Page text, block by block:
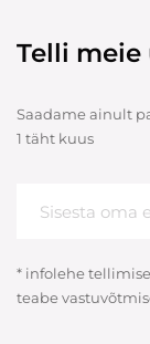
Telli
Saadame ainult
1 täht kuus
* infolehe
teabe